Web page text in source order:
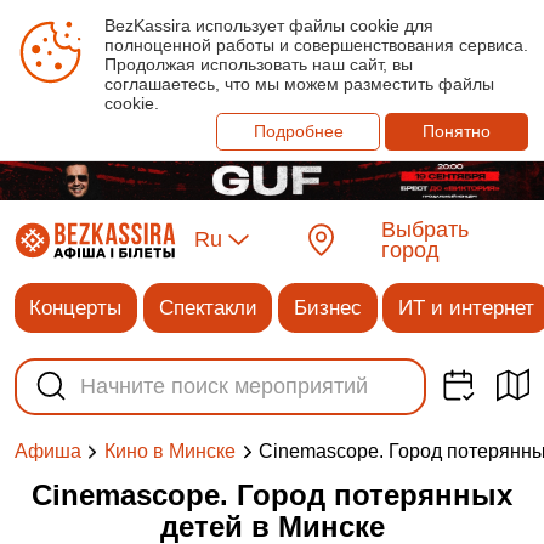
BezKassira использует файлы cookie для
полноценной работы и совершенствования сервиса.
Продолжая использовать наш сайт, вы
соглашаетесь, что мы можем разместить файлы
cookie.
Подробнее
Понятно
Ru
Выбрать
город
Концерты Спектакли Бизнес ИТ и интернет
Афиша Кино в Минске Cinemascope. Город
Cinemascope. Город потерянных
детей в Минске